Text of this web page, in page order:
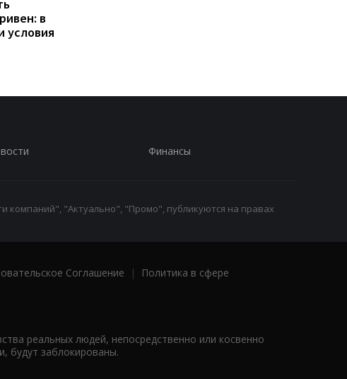
в
условия
Финансы
"Актуально", "Промо", публикуются на правах
Соглашение |
Политика в сфере
реальных людей, непосредственно или косвенно
будут заблокированы.